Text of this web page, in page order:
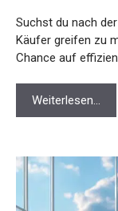
Suchst du nach
Käufer greifen zu
Chance auf
Weiterlesen…